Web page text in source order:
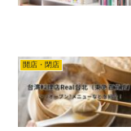
開店・閉店